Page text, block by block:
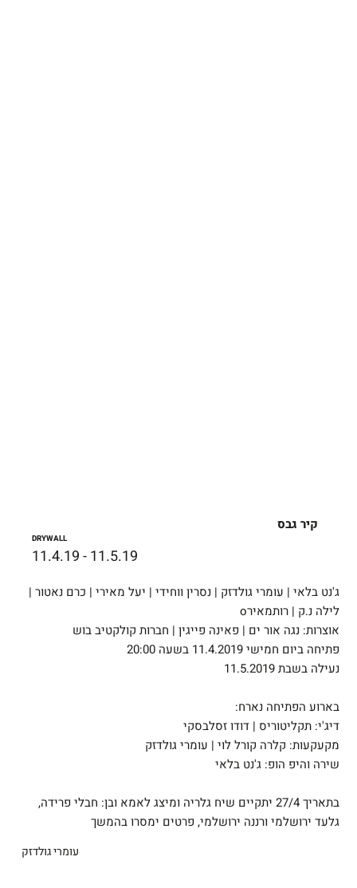
קיר גבס
DRYWALL
11.4.19 - 11.5.19
עומרי גולדזק
ג'נט בלאי | עומרי גולדזק | נסרין ווחידי | יעל מאירי | כרם נאטור |
לילה נ.ק | רותמאירo
אוצרות: נגה אור ים | פאינה פייגין | חברות קולקטיב בוש
פתיחה ביום חמישי 11.4.2019 בשעה 20:00
נעילה בשבת 11.5.2019
בארוע הפתיחה נארח:
דיג'י: תקליטוריס | דודו זסלבסקי
מקעקעות: קלרה קורל לוי | עומרי גולדזק
שירה והיפ הופ: ג'נט בלאי
בתאריך 27/4 יתקיים שיח גלריה ומיצג לאמא ובן: חבלי פרידה,
גלעד ירושלמי ורננה ירושלמי, פרטים ימסרו בהמשך